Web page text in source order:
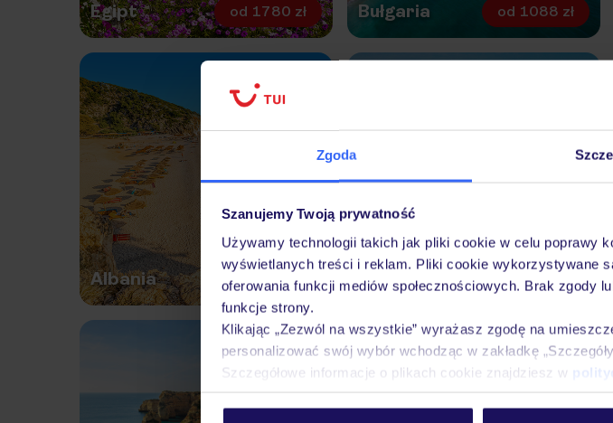
Zgoda
Szanujemy Twoją prywatność
Używamy technologii takich jak pliki cookie w celu poprawy
wyświetlanych treści i reklam. Pliki cookie wykorzystywane
oferowania funkcji mediów społecznościowych. Brak zgody
funkcje strony.
Klikając „Zezwól na wszystkie” wyrażasz zgodę na
personalizować swój wybór wchodząc w zakładkę
Szczegółowe informacje o plikach cookie znajdziesz w
Egipt od 1780 zł Bułgaria od 1088 zł
Albania od 1590 zł
Wyspy
Zielonego
Przylądka
od 3286 zł